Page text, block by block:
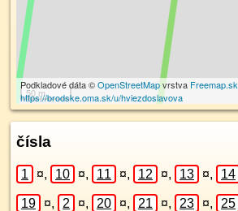
50 m
Podkladové dáta ©OpenStreetMapvrstva Freemap.sk
https://brodske.oma.sk/u/hviezdoslavova
čísla
1 ¤, 10 ¤, 11 ¤, 12 ¤, 13 ¤, 14
19 ¤, 2 ¤, 20 ¤, 21 ¤, 23 ¤, 25